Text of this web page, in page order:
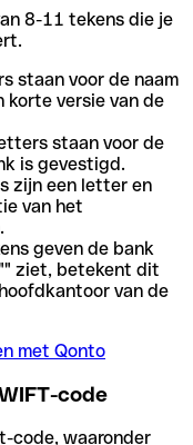
8-11 tekens die je
staan voor de naam
korte versie van de
staan voor de
is gevestigd.
zijn een letter en
van het
geven de bank
ziet, betekent dit
van de
met Qonto
code
code, waaronder